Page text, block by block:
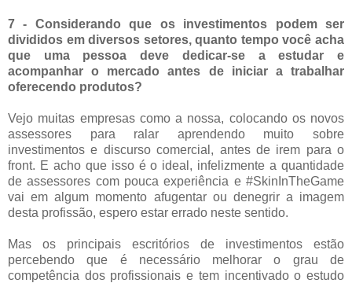
7 - Considerando que os investimentos podem ser
divididos em diversos setores, quanto tempo você acha
que uma pessoa deve dedicar-se a estudar e
acompanhar o mercado antes de iniciar a trabalhar
oferecendo produtos?
Vejo muitas empresas como a nossa, colocando os novos
assessores para ralar aprendendo muito sobre
investimentos e discurso comercial, antes de irem para o
front. E acho que isso é o ideal, infelizmente a quantidade
de assessores com pouca experiência e #SkinInTheGame
vai em algum momento afugentar ou denegrir a imagem
desta profissão, espero estar errado neste sentido.
Mas os principais escritórios de investimentos estão
percebendo que é necessário melhorar o grau de
competência dos profissionais e tem incentivado o estudo